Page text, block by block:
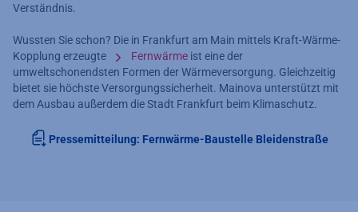
Verständnis.
Wussten Sie schon? Die in Frankfurt am Main mittels Kraft-Wärme-
Kopplung erzeugte
Fernwärme ist eine der
umweltschonendsten Formen der Wärmeversorgung. Gleichzeitig
bietet sie höchste Versorgungssicherheit. Mainova unterstützt mit
dem Ausbau außerdem die Stadt Frankfurt beim Klimaschutz.
Pressemitteilung: Fernwärme-Baustelle Bleidenstraße